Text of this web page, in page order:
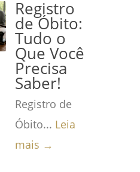
Registro
de Óbito:
Tudo o
Que Você
Precisa
Saber!
Registro de
Óbito... Leia
mais →